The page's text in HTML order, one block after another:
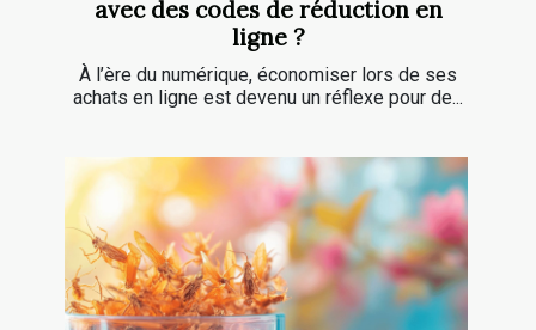
avec des codes de réduction en
ligne ?
À l’ère du numérique, économiser lors de ses
achats en ligne est devenu un réflexe pour de...